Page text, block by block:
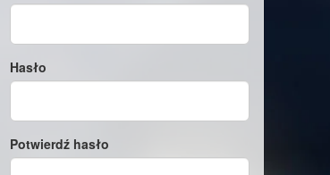
Hasło
Potwierdź hasło